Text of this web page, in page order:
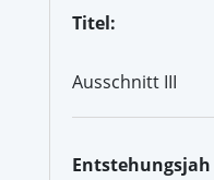
Titel:
Ausschnitt III
Entstehungsjah